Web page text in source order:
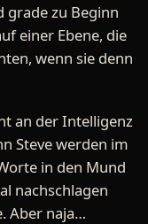
grade zu Beginn
einer Ebene, die
wenn sie denn
an der Intelligenz
Steve werden im
in den Mund
nachschlagen
Aber naja…